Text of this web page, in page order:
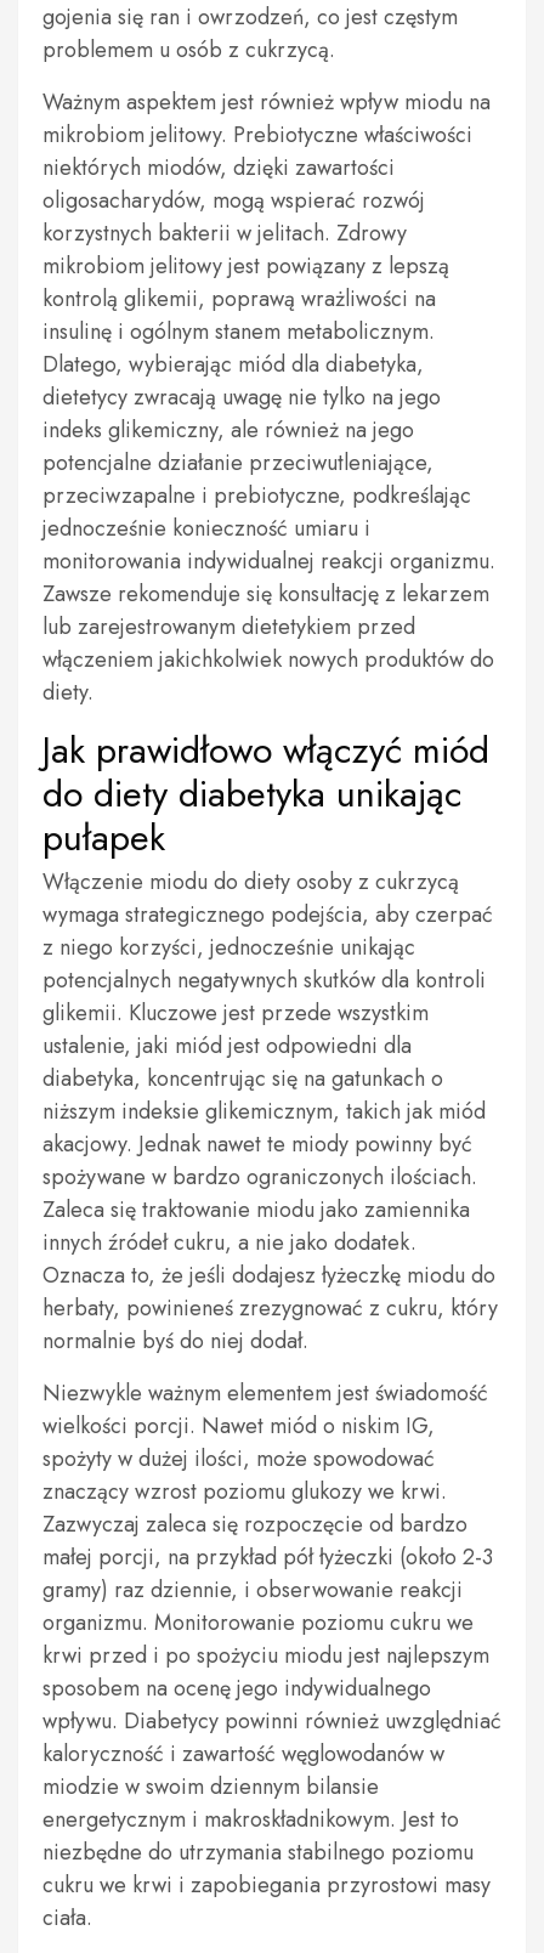
gojenia się ran i owrzodzeń, co jest częstym
problemem u osób z cukrzycą.
Ważnym aspektem jest również wpływ miodu na
mikrobiom jelitowy. Prebiotyczne właściwości
niektórych miodów, dzięki zawartości
oligosacharydów, mogą wspierać rozwój
korzystnych bakterii w jelitach. Zdrowy
mikrobiom jelitowy jest powiązany z lepszą
kontrolą glikemii, poprawą wrażliwości na
insulinę i ogólnym stanem metabolicznym.
Dlatego, wybierając miód dla diabetyka,
dietetycy zwracają uwagę nie tylko na jego
indeks glikemiczny, ale również na jego
potencjalne działanie przeciwutleniające,
przeciwzapalne i prebiotyczne, podkreślając
jednocześnie konieczność umiaru i
monitorowania indywidualnej reakcji organizmu.
Zawsze rekomenduje się konsultację z lekarzem
lub zarejestrowanym dietetykiem przed
włączeniem jakichkolwiek nowych produktów do
diety.
Jak prawidłowo włączyć miód
do diety diabetyka unikając
pułapek
Włączenie miodu do diety osoby z cukrzycą
wymaga strategicznego podejścia, aby czerpać
z niego korzyści, jednocześnie unikając
potencjalnych negatywnych skutków dla kontroli
glikemii. Kluczowe jest przede wszystkim
ustalenie, jaki miód jest odpowiedni dla
diabetyka, koncentrując się na gatunkach o
niższym indeksie glikemicznym, takich jak miód
akacjowy. Jednak nawet te miody powinny być
spożywane w bardzo ograniczonych ilościach.
Zaleca się traktowanie miodu jako zamiennika
innych źródeł cukru, a nie jako dodatek.
Oznacza to, że jeśli dodajesz łyżeczkę miodu do
herbaty, powinieneś zrezygnować z cukru, który
normalnie byś do niej dodał.
Niezwykle ważnym elementem jest świadomość
wielkości porcji. Nawet miód o niskim IG,
spożyty w dużej ilości, może spowodować
znaczący wzrost poziomu glukozy we krwi.
Zazwyczaj zaleca się rozpoczęcie od bardzo
małej porcji, na przykład pół łyżeczki (około 2-3
gramy) raz dziennie, i obserwowanie reakcji
organizmu. Monitorowanie poziomu cukru we
krwi przed i po spożyciu miodu jest najlepszym
sposobem na ocenę jego indywidualnego
wpływu. Diabetycy powinni również uwzględniać
kaloryczność i zawartość węglowodanów w
miodzie w swoim dziennym bilansie
energetycznym i makroskładnikowym. Jest to
niezbędne do utrzymania stabilnego poziomu
cukru we krwi i zapobiegania przyrostowi masy
ciała.